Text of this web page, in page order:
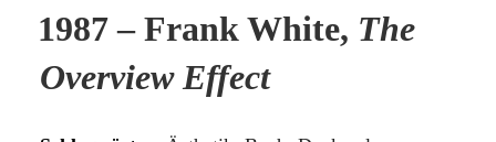
1987 – Frank White, The
Overview Effect